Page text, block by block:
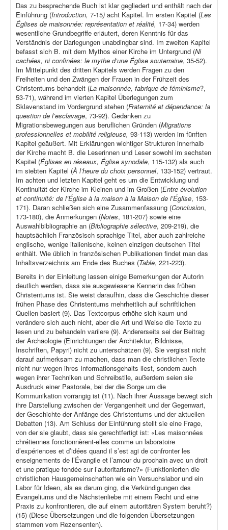
Das zu besprechende Buch ist klar gegliedert und enthält nach der
Einführung (Introduction, 7-15) acht Kapitel. Im ersten Kapitel (Les
Églises de maisonnée: représentation et réalité, 17-34) werden
wesentliche Grundbegriffe erläutert, deren Kenntnis für das
Verständnis der Darlegungen unabdingbar sind. Im zweiten Kapitel
befasst sich B. mit dem Mythos einer Kirche im Untergrund (Ni
cachées, ni confinées: le mythe d’une Église souterraine, 35-52).
Im Mittelpunkt des dritten Kapitels werden Fragen zu den
Freiheiten und den Zwängen der Frauen in der Frühzeit des
Christentums behandelt (La maisonnée, fabrique de féminisme?,
53-71), während im vierten Kapitel Überlegungen zum
Sklavenstand im Vordergrund stehen (Fraternité et dépendance: la
question de l’esclavage, 73-92). Gedanken zu
Migrationsbewegungen aus beruflichen Gründen (Migrations
professionnelles et mobilité religieuse, 93-113) werden im fünften
Kapitel geäußert. Mit Erklärungen wichtiger Strukturen innerhalb
der Kirche macht B. die Leserinnen und Leser sowohl im sechsten
Kapitel (Églises en réseaux, Église synodale, 115-132) als auch
im siebten Kapitel (À l’heure du choix personnel, 133-152) vertraut.
Im achten und letzten Kapitel geht es um die Entwicklung und
Kontinuität der Kirche im Kleinen und im Großen (Entre évolution
et continuité: de l’Église à la maison à la Maison de l’Église, 153-
171). Daran schließen sich eine Zusammenfassung (Conclusion,
173-180), die Anmerkungen (Notes, 181-207) sowie eine
Auswahlbibliographie an (Bibliographie sélective, 209-219), die
hauptsächlich Französisch sprachige Titel, aber auch zahlreiche
englische, wenige italienische, keinen einzigen deutschen Titel
enthält. Wie üblich in französischen Publikationen findet man das
Inhaltsverzeichnis am Ende des Buches (Table, 221-223).
Bereits in der Einleitung lassen einige Bemerkungen der Autorin
deutlich werden, dass sie ausgewiesene Kennerin des frühen
Christentums ist. Sie weist daraufhin, dass die Geschichte dieser
frühen Phase des Christentums mehrheitlich auf schriftlichen
Quellen basiert (9). Das Textcorpus erhöhe sich kaum und
verändere sich auch nicht, aber die Art und Weise die Texte zu
lesen und zu behandeln variiere (9). Andererseits sei der Beitrag
der Archäologie (Einrichtungen der Architektur, Bildnisse,
Inschriften, Papyri) nicht zu unterschätzen (9). Sie vergisst nicht
darauf aufmerksam zu machen, dass man die christlichen Texte
nicht nur wegen ihres Informationsgehalts liest, sondern auch
wegen ihrer Techniken und Schreibstile, außerdem seien sie
Ausdruck einer Pastorale, bei der die Sorge um die
Kommunikation vorrangig ist (11). Nach ihrer Aussage bewegt sich
ihre Darstellung zwischen der Vergangenheit und der Gegenwart,
der Geschichte der Anfänge des Christentums und der aktuellen
Debatten (13). Am Schluss der Einführung stellt sie eine Frage,
von der sie glaubt, dass sie gerechtfertigt ist: «Les maisonnées
chrétiennes fonctionnèrent-elles comme un laboratoire
d’expériences et d’idées quand il s’est agi de confronter les
enseignements de l’Évangile et l’amour du prochain avec un droit
et une pratique fondée sur l’autoritarisme?» (Funktionierten die
christlichen Hausgemeinschaften wie ein Versuchslabor und ein
Labor für Ideen, als es darum ging, die Verkündigungen des
Evangeliums und die Nächstenliebe mit einem Recht und eine
Praxis zu konfrontieren, die auf einem autoritären System beruht?)
(15) (Diese Übersetzungen und die folgenden Übersetzungen
stammen vom Rezensenten).